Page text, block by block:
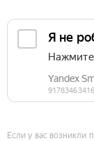
Если у вас возникли